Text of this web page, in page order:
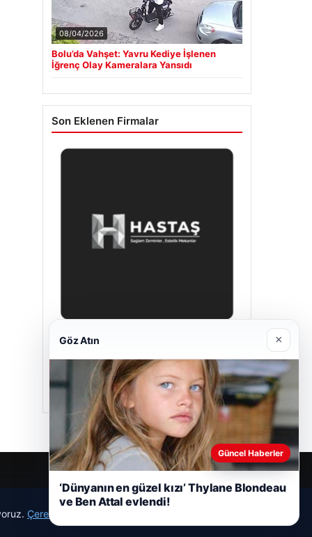
08/04/2026
Bolu’da Vahşet: Yavru Kediye İşlenen
İğrenç Olay Kameralara Yansıdı
Son Eklenen Firmalar
Hastaş Beton
05/26/2026
Çerez Politikamız
Göz Atın ×
Güncel Haberler
‘Dünyanın en güzel kızı’ Thylane Blondeau
ve Ben Attal evlendi!